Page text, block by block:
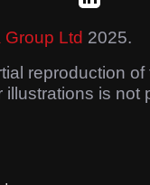
Group Ltd 2025.
reproduction of
illustrations is not